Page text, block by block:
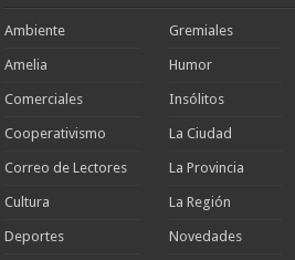
Ambiente
Amelia
Comerciales
Cooperativismo
Correo de Lectores
Cultura
Deportes
Gremiales
Humor
Insólitos
La Ciudad
La Provincia
La Región
Novedades